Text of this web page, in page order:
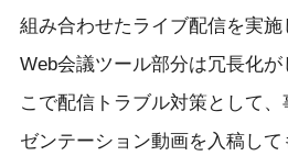
組み合わせたライブ配信を実施
Web会議ツール部分は冗長化
こで配信トラブル対策として
ゼンテーション動画を入稿し